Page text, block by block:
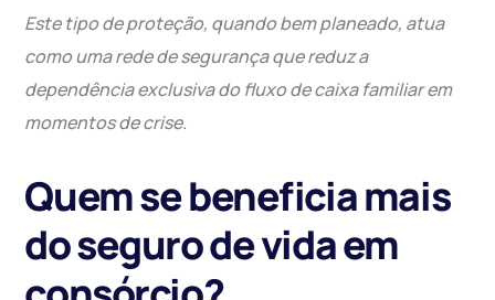
Este tipo de proteção, quando bem planeado, atua
como uma rede de segurança que reduz a
dependência exclusiva do fluxo de caixa familiar em
momentos de crise.
Quem se beneficia mais
do seguro de vida em